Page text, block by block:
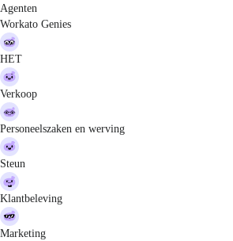
Agenten
Workato Genies
HET
Verkoop
Personeelszaken en werving
Steun
Klantbeleving
Marketing